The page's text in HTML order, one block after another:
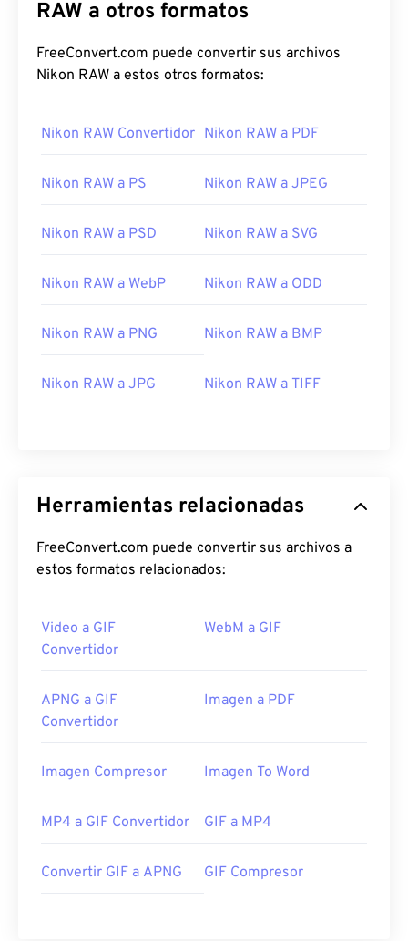
RAW a otros formatos
FreeConvert.com puede convertir sus archivos
Nikon RAW a estos otros formatos:
Nikon RAW Convertidor Nikon RAW a PDF
Nikon RAW a PS Nikon RAW a JPEG
Nikon RAW a PSD Nikon RAW a SVG
Nikon RAW a WebP Nikon RAW a ODD
Nikon RAW a PNG Nikon RAW a BMP
Nikon RAW a JPG Nikon RAW a TIFF
Herramientas relacionadas
FreeConvert.com puede convertir sus archivos a
estos formatos relacionados:
Video a GIF
Convertidor
WebM a GIF
APNG a GIF
Convertidor
Imagen a PDF
Imagen Compresor Imagen To Word
MP4 a GIF Convertidor GIF a MP4
Convertir GIF a APNG GIF Compresor